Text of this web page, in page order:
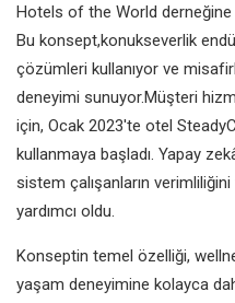
Hotels of the World
Bu konsept,konukseverlik
çözümleri kullanıyor ve
deneyimi sunuyor.Müşteri
için, Ocak 2023'te otel
kullanmaya başladı. Yapay
sistem çalışanların
yardımcı oldu.
Konseptin temel özelliği,
yaşam deneyimine kolayca